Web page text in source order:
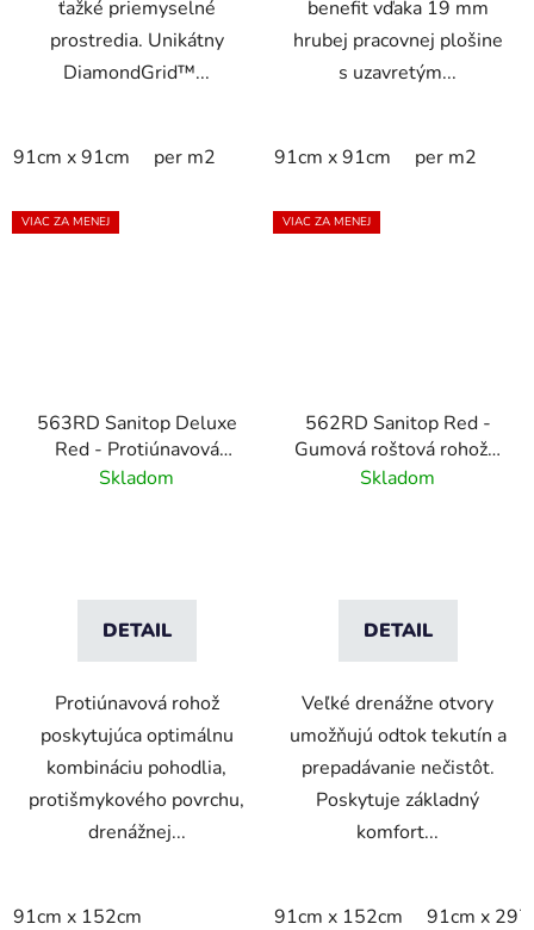
ťažké priemyselné
prostredia. Unikátny
DiamondGrid™...
91cm x 91cm per m2
benefit vďaka 19 mm
hrubej pracovnej plošine
s uzavretým...
91cm x 91cm per m2
VIAC ZA MENEJ
563RD Sanitop Deluxe
Red - Protiúnavová
rohož pre potravinársky
Skladom
DETAIL
Protiúnavová rohož
poskytujúca optimálnu
kombináciu pohodlia,
protišmykového povrchu,
drenážnej...
91cm x 152cm
VIAC ZA MENEJ
562RD Sanitop Red -
Gumová roštová rohož s
lisovanými hranami
Skladom
DETAIL
Veľké drenážne otvory
umožňujú odtok tekutín a
prepadávanie nečistôt.
Poskytuje základný
komfort...
91cm x 152cm 91cm x